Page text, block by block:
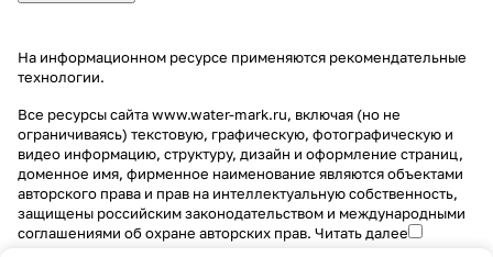
На информационном ресурсе применяются рекомендательные
технологии.
Все ресурсы сайта www.water-mark.ru, включая (но не
ограничиваясь) текстовую, графическую, фотографическую и
видео информацию, структуру, дизайн и оформление страниц,
доменное имя, фирменное наименование являются объектами
авторского права и прав на интеллектуальную собственность,
защищены российским законодательством и международными
соглашениями об охране авторских прав. Читать далее